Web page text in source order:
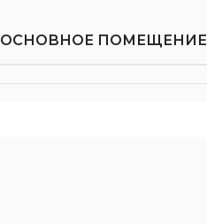
ОСНОВНОЕ ПОМЕЩЕНИЕ